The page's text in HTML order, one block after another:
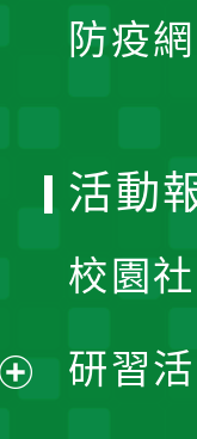
防疫
活動
校園
研習